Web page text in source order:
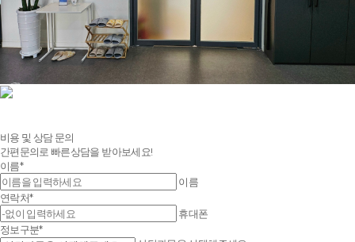
비용 및 상담 문의
간편문의로 빠른상담을 받아보세요!
이름*
이름
연락처*
휴대폰
정보구분*